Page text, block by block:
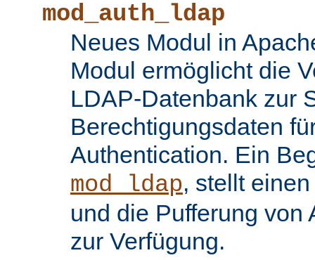
mod_auth_ldap
Neues Modul in
Modul ermöglicht die
LDAP-Datenbank zur
Berechtigungsdaten
Authentication. Ein
mod_ldap, stellt
und die Pufferung von
zur Verfügung.